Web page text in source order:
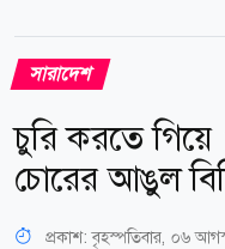
সারাদেশ
চুরি করতে
চোরের আঙুল
প্রকাশ:বৃহস্পতিবার, ০৬